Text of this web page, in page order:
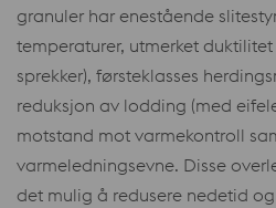
granuler har enestående
temperaturer, utmerket
sprekker), førsteklasses
reduksjon av lodding (med
motstand mot varmekontroll
varmeledningsevne. Disse
det mulig å redusere nedetid